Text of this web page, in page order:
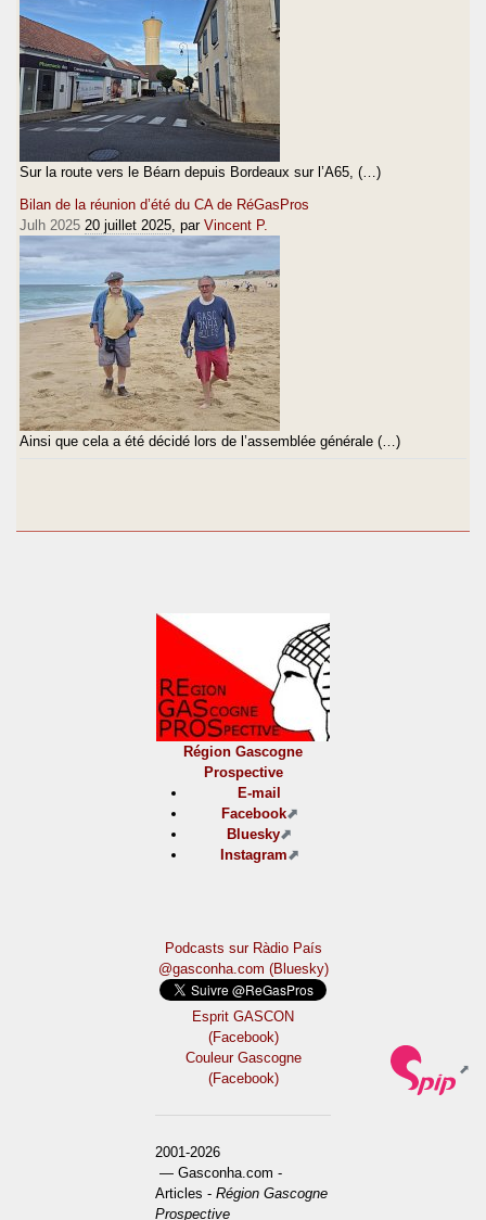
Sur la route vers le Béarn depuis Bordeaux sur l’A65, (…)
Bilan de la réunion d’été du CA de RéGasPros
Julh 2025 20 juillet 2025 , par Vincent P.
Ainsi que cela a été décidé lors de l’assemblée générale (…)
Région Gascogne
Prospective
E-mail
Facebook
Bluesky
Instagram
Podcasts sur Ràdio País
@gasconha.com (Bluesky)
Esprit GASCON
(Facebook)
Couleur Gascogne
(Facebook)
2001-2026
— Gasconha.com -
Articles -Région Gascogne
Prospective